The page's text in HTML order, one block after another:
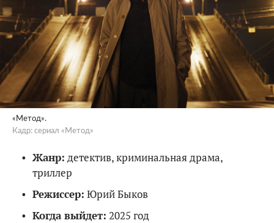
«Метод».
Кадр: сериал «Метод»
Жанр: детектив, криминальная драма,
триллер
Режиссер: Юрий Быков
Когда выйдет: 2025 год